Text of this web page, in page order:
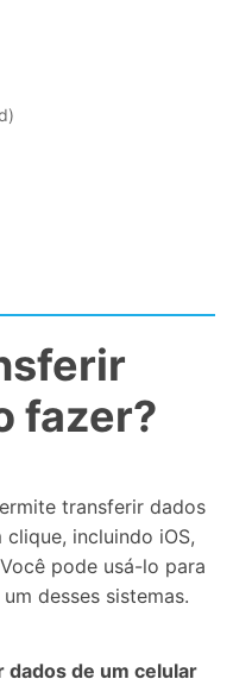
fazer?
transferir dados
incluindo iOS,
pode usá-lo para
desses sistemas.
de um celular